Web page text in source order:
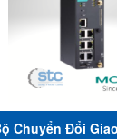
Chuyển Đổi